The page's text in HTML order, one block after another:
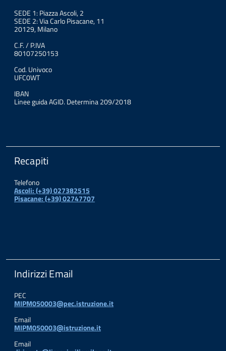
SEDE 1: Piazza Ascoli, 2
SEDE 2: Via Carlo Pisacane, 11
20129, Milano
C.F. / P.IVA
80107250153
Cod. Univoco
UFC0WT
IBAN
Linee guida AGID. Determina 209/2018
Recapiti
Telefono
Ascoli: (+39) 027382515
Pisacane: (+39) 02747707
Indirizzi Email
PEC
MIPM050003@pec.istruzione.it
Email
MIPM050003@istruzione.it
Email